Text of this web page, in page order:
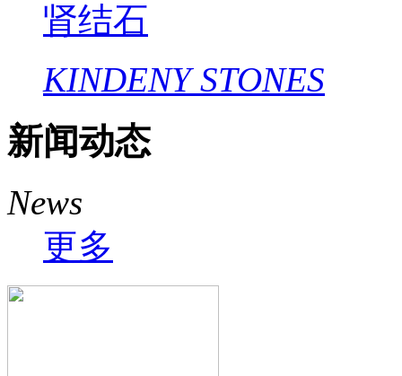
肾结石
KINDENY STONES
新闻动态
News
更多